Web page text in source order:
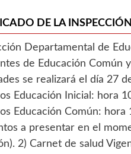
DE LA
Departamental de
de Educación Común
se realizará el día 27
Educación Inicial: hora
Educación Común: hora
a presentar en el
2) Carnet de salud